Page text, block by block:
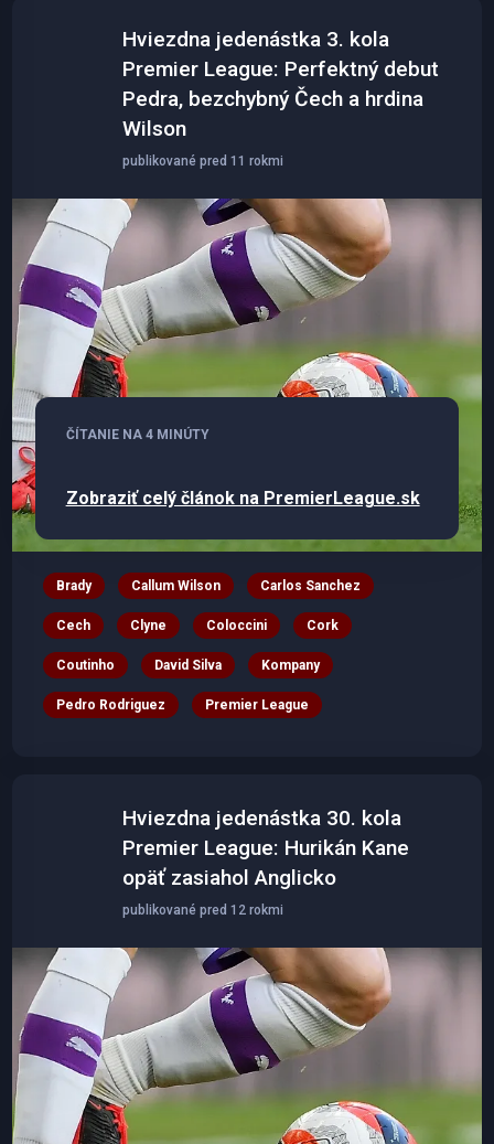
Hviezdna jedenástka 3. kola
Premier League: Perfektný debut
Pedra, bezchybný Čech a hrdina
Wilson
publikované pred 11 rokmi
ČÍTANIE NA 4 MINÚTY
Zobraziť celý článok na PremierLeague.sk
Brady Callum Wilson Carlos Sanchez
Cech Clyne Coloccini Cork
Coutinho David Silva Kompany
Pedro Rodriguez Premier League
Hviezdna jedenástka 30. kola
Premier League: Hurikán Kane
opäť zasiahol Anglicko
publikované pred 12 rokmi